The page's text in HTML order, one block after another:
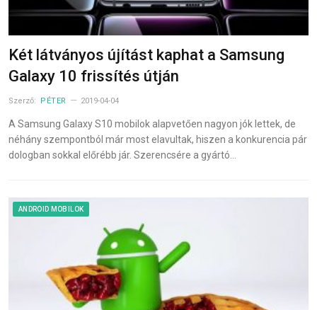
Két látványos újítást kaphat a Samsung
Galaxy 10 frissítés útján
Szerző: PÉTER 2019-04-04
A Samsung Galaxy S10 mobilok alapvetően nagyon jók lettek, de
néhány szempontból már most elavultak, hiszen a konkurencia pár
dologban sokkal előrébb jár. Szerencsére a gyártó…
ANDROID MOBILOK